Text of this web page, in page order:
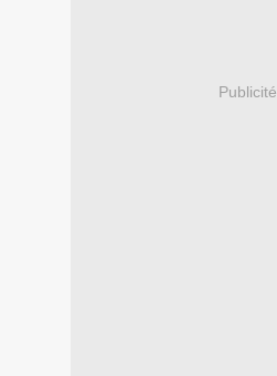
Publicité